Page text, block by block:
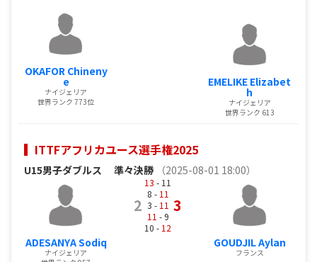
OKAFOR Chineny
e
ナイジェリア
世界ランク 773位
EMELIKE Elizabet
h
ナイジェリア
世界ランク 613
ITTFアフリカユース選手権2025
U15男子ダブルス 準々決勝 （2025-08-01 18:00）
ADESANYA Sodiq
ナイジェリア
2
13 - 11
8 - 11
3 - 11
11 - 9
10 - 12
3
GOUDJIL Aylan
フランス